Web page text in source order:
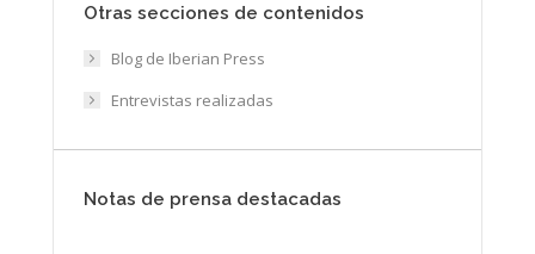
Otras secciones de contenidos
Blog de Iberian Press
Entrevistas realizadas
Notas de prensa destacadas